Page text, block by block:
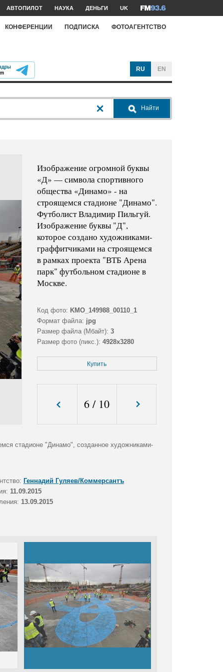
АВТОПИЛОТ НАУКА ДЕНЬГИ UK
КОНФЕРЕНЦИИ ПОДПИСКА ФОТОАГЕНТСТВО
RU EN
Найти
Изображение огромной буквы
«Д» — символа спортивного
общества «Динамо» - на
строящемся стадионе "Динамо".
Футболист Владимир Пильгуй.
Изображение буквы "Д",
которое создано художниками-
граффитчиками на строящемся
в рамках проекта "ВТБ Арена
парк" футбольном стадионе в
Москве.
Код фото: KMO_149988_00110_1
Формат файла: jpg
Размер файла (Мбайт): 3
Размер фото (пикс.): 4928x3280
Купить
6 / 10
стадионе "Динамо", созданное художниками-
Геннадий Гуляев/Коммерсантъ
11.09.2015
13.09.2015